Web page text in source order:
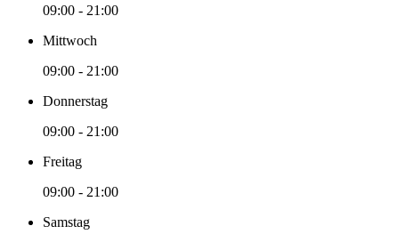
09:00 - 21:00
Mittwoch
09:00 - 21:00
Donnerstag
09:00 - 21:00
Freitag
09:00 - 21:00
Samstag